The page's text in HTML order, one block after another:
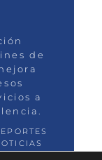
de
a